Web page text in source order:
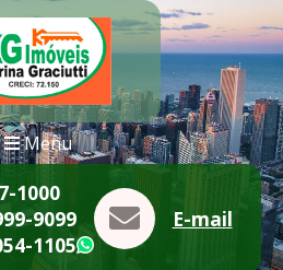
Menu
1000
9099
1105
WhatsApp
E-mail